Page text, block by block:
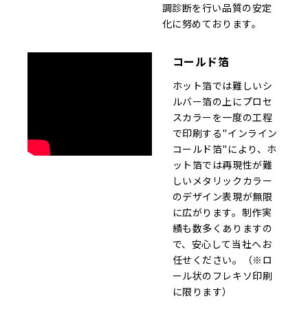
調診断を行い品質の安定
化に努めております。
コールド箔
ホット箔では難しいシ
ルバー箔の上にプロセ
スカラーを一度の工程
で印刷する"インライン
コールド箔"により、ホ
ット箔では再現性が難
しいメタリックカラー
のデザイン表現が無限
に広がります。制作実
績も数多くありますの
で、安心して当社へお
任せください。（※ロ
ール状のフレキソ印刷
に限ります）